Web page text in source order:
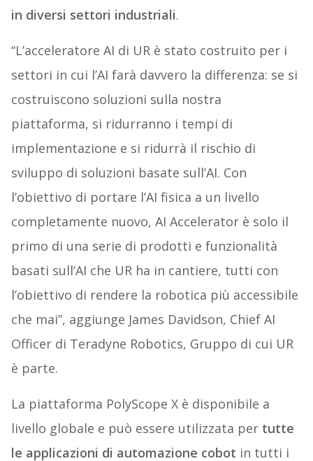
in diversi settori industriali.
“L’acceleratore AI di UR è stato costruito per i
settori in cui l’AI farà davvero la differenza: se si
costruiscono soluzioni sulla nostra
piattaforma, si ridurranno i tempi di
implementazione e si ridurrà il rischio di
sviluppo di soluzioni basate sull’AI. Con
l’obiettivo di portare l’AI fisica a un livello
completamente nuovo, AI Accelerator è solo il
primo di una serie di prodotti e funzionalità
basati sull’AI che UR ha in cantiere, tutti con
l’obiettivo di rendere la robotica più accessibile
che mai”, aggiunge James Davidson, Chief AI
Officer di Teradyne Robotics, Gruppo di cui UR
è parte.
La piattaforma PolyScope X è disponibile a
livello globale e può essere utilizzata per tutte
le applicazioni di automazione cobot in tutti i